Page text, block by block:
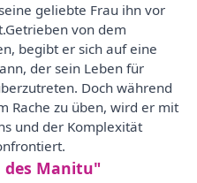
geliebte Frau ihn vor
von dem
begibt er sich auf eine
der sein Leben für
Doch während
Rache zu üben, wird er mit
und der Komplexität
des Manitu"